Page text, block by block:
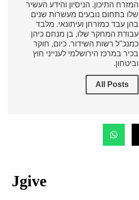
המזרח התיכון. הניסיון והידע העשיר
שלו בתחום נובעים מעשרות שנים
בהן עבד כמזרחן ועיתונאי. מלבד
עבודת המחקר שלו, בן מנחם כיהן
כמנכ"ל רשות השידור. כיום, חוקר
בכיר במרכז הירושלמי לענייני חוץ
וביטחון.
All Posts